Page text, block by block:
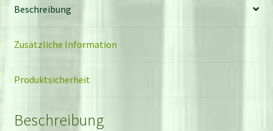
Beschreibung
Zusätzliche Information
Produktsicherheit
Beschreibung